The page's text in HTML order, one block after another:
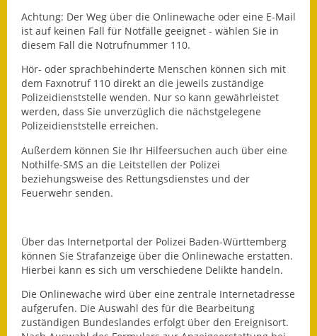
Formulare
Fundbehörde
Gemeinderat
Sitzungsberichte 2015
Sitzungsberichte 2016
Sitzungsberichte 2017
Sitzungsberichte 2020
Gemeindeverwaltung
Haushalt & Finanzen
Achtung: Der Weg über die Onlinewache oder eine E-Mail
ist auf keinen Fall für Notfälle geeignet - wählen Sie in
diesem Fall die Notrufnummer 110.
Hör- oder sprachbehinderte Menschen können sich mit
dem Faxnotruf 110 direkt an die jeweils zuständige
Polizeidienststelle wenden. Nur so kann gewährleistet
werden, dass Sie unverzüglich die nächstgelegene
Polizeidienststelle erreichen.
Außerdem können Sie Ihr Hilfeersuchen auch über eine
Nothilfe-SMS an die Leitstellen der Polizei
beziehungsweise des Rettungsdienstes und der
Feuerwehr senden.
Über das Internetportal der Polizei Baden-Württemberg
können Sie Strafanzeige über die Onlinewache erstatten.
Hierbei kann es sich um verschiedene Delikte handeln.
Die Onlinewache wird über eine zentrale Internetadresse
aufgerufen. Die Auswahl des für die Bearbeitung
zuständigen Bundeslandes erfolgt über den Ereignisort.